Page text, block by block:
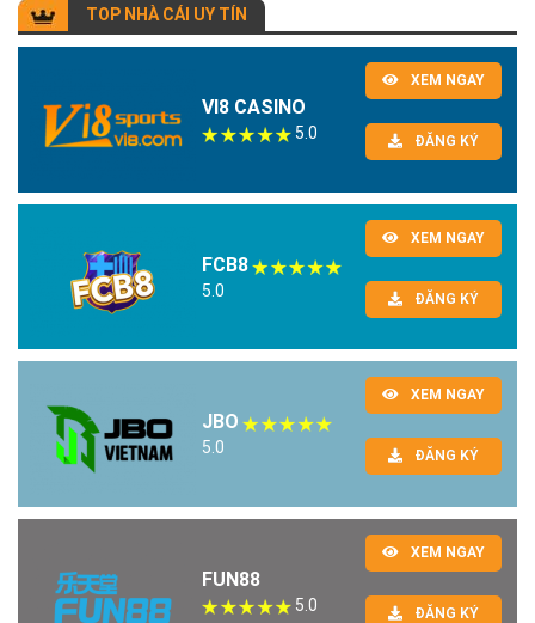
TOP NHÀ CÁI UY TÍN
VI8 CASINO
5.0
XEM NGAY
ĐĂNG KÝ
FCB8
5.0
XEM NGAY
ĐĂNG KÝ
JBO
5.0
XEM NGAY
ĐĂNG KÝ
FUN88
5.0
XEM NGAY
ĐĂNG KÝ